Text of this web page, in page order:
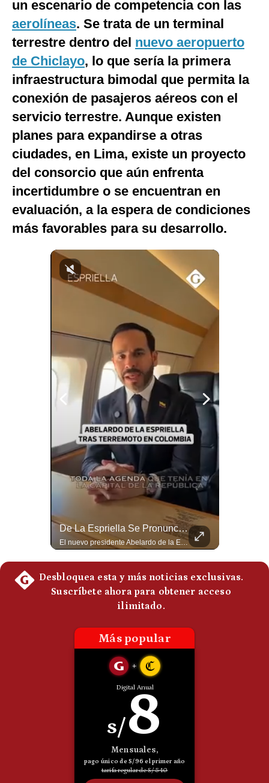
Gestión TV
Videos
Fotogalerías
gestion.pe
¿quiénes
Somos?
Términos
Y
Condiciones
Política
De
un escenario de competencia con las
aerolíneas. Se trata de un terminal
terrestre dentro del nuevo aeropuerto
de Chiclayo, lo que sería la primera
infraestructura bimodal que permita la
conexión de pasajeros aéreos con el
servicio terrestre. Aunque existen
planes para expandirse a otras
ciudades, en Lima, existe un proyecto
del consorcio que aún enfrenta
incertidumbre o se encuentran en
evaluación, a la espera de condiciones
más favorables para su desarrollo.
De La Espriella Se Pronuncia Tras Terremoto En Colombia : "Me Dirijo A Bogotá" | Gestión Mundo
El nuevo presidente Abelardo de la Espriella emite sus primeras declaraciones tras el devastador terremoto de magnitud 7.4 que sacudió a Colombia con epicentro en San José del Palmar, Chocó. #Shorts #TerremotoColombia #DeLaEspriella #NoticiasColombia #Sismo74 👉 Suscríbete y activa la campana para no perderte nuestro análisis diario. 🌎 Síguenos en nuestras redes sociales: 📌 Web oficial: https://gestion.pe/mundo/ 📌 LinkedIn: http://bit.ly/3HYIET0 📌 X (Twitter): http://bit.ly/4noZtX9 📌 TikTok: http://bit.ly/4evB6TO